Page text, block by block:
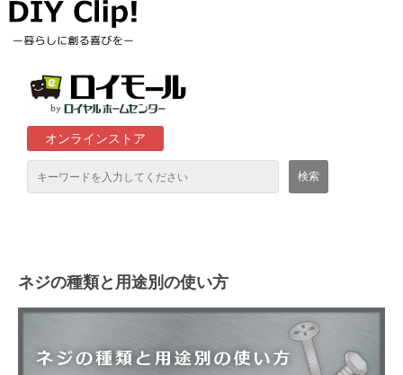
オンラインストア
ロイヤルホームセンター店舗
ネジの種類と用途別の使い方